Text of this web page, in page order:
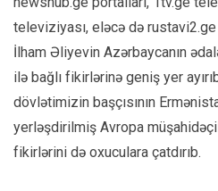
televiziyası, eləcə də
İlham Əliyevin Azərbaycanın
ilə bağlı fikirlərinə geniş yer
dövlətimizin başçısının
yerləşdirilmiş Avropa
fikirlərini də oxuculara çatdırıb.